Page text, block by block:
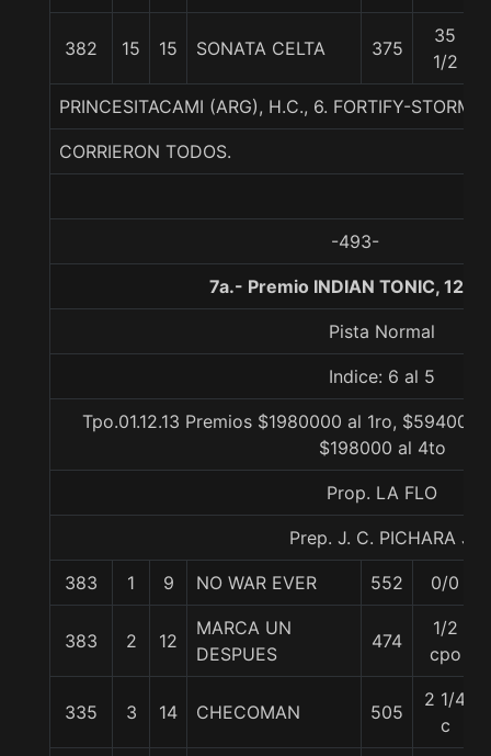
382 15 15 SONATA CELTA 375
35
1/2
PRINCESITACAMI (ARG), H.C., 6. FORTIFY-
CORRIERON TODOS.
-493-
7a.- Premio INDIAN TONIC,
Pista Normal
Indice: 6 al 5
Tpo.01.12.13 Premios $1980000 al 1ro,
$198000 al 4to
Prop. LA FLO
Prep. J. C. PICHARA J.
383 1 9 NO WAR EVER 552 0/0
383 2 12
MARCA UN
DESPUES
474
1/2
cpo
335 3 14 CHECOMAN 505
2 1/4
c